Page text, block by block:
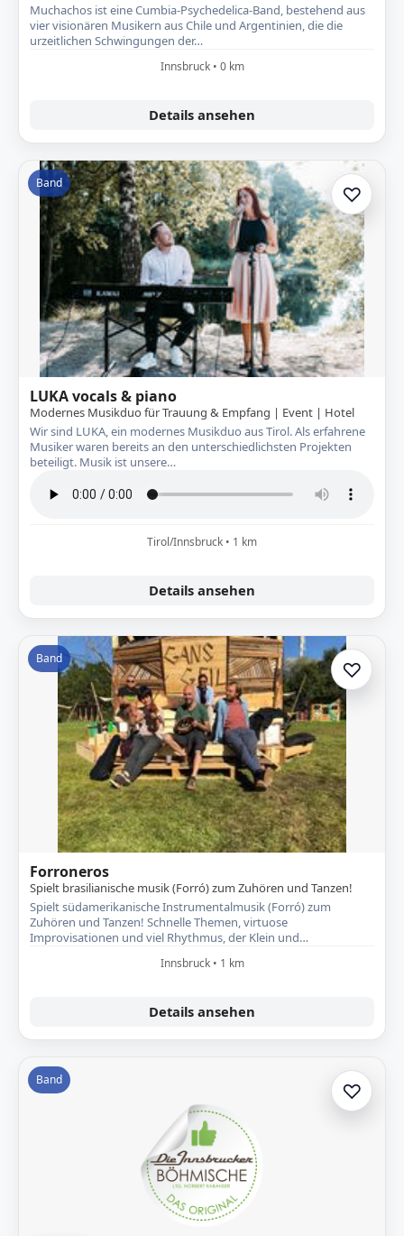
Muchachos ist eine Cumbia-Psychedelica-Band, bestehend aus
vier visionären Musikern aus Chile und Argentinien, die die
urzeitlichen Schwingungen der…
Innsbruck • 0 km
Details ansehen
Band ♡Zur
LUKA vocals & piano
Modernes Musikduo für Trauung & Empfang | Event | Hotel
Wir sind LUKA, ein modernes Musikduo aus Tirol. Als erfahrene
Musiker waren bereits an den unterschiedlichsten Projekten
beteiligt. Musik ist unsere…
Tirol/Innsbruck • 1 km
Details ansehen
Band ♡Zur
Forroneros
Spielt brasilianische musik (Forró) zum Zuhören und Tanzen!
Spielt südamerikanische Instrumentalmusik (Forró) zum
Zuhören und Tanzen! Schnelle Themen, virtuose
Improvisationen und viel Rhythmus, der Klein und…
Innsbruck • 1 km
Details ansehen
Band ♡Zur